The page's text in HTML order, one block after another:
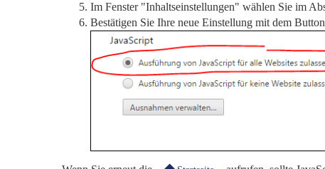
Im Fenster "Inhaltseinstellungen" wählen Sie im
Bestätigen Sie Ihre neue Einstellung mit dem Button